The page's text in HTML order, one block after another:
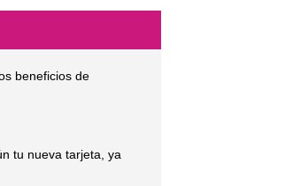
beneficios de
tu nueva tarjeta, ya